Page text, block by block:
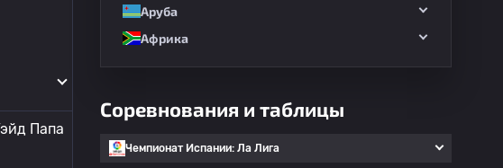
Папа
Аруба
Африка
Соревнования и таблицы
Чемпионат Испании: Ла Лига